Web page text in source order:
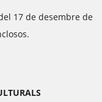
17 de desembre de